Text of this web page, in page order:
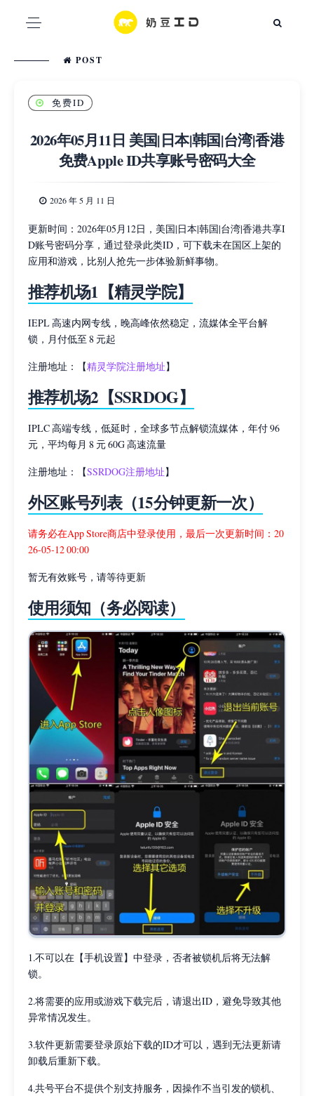
POST
免费ID
2026年05月11日 美国|日本|韩国|台湾|香港
免费Apple ID共享账号密码大全
2026 年 5 月 11 日
更新时间：2026年05月12日，美国|日本|韩国|台湾|香港共享I
D账号密码分享，通过登录此类ID，可下载未在国区上架的
应用和游戏，比别人抢先一步体验新鲜事物。
推荐机场1【精灵学院】
IEPL 高速内网专线，晚高峰依然稳定，流媒体全平台解
锁，月付低至 8 元起
注册地址：【精灵学院注册地址】
推荐机场2【SSRDOG】
IPLC 高端专线，低延时，全球多节点解锁流媒体，年付 96
元，平均每月 8 元 60G 高速流量
注册地址：【SSRDOG注册地址】
外区账号列表（15分钟更新一次）
请务必在App Store商店中登录使用，最后一次更新时间：20
26-05-12 00:00
暂无有效账号，请等待更新
使用须知（务必阅读）
1.不可以在【手机设置】中登录，否者被锁机后将无法解
锁。
2.将需要的应用或游戏下载完后，请退出ID，避免导致其他
异常情况发生。
3.软件更新需要登录原始下载的ID才可以，遇到无法更新请
卸载后重新下载。
4.共号平台不提供个别支持服务，因操作不当引发的锁机、